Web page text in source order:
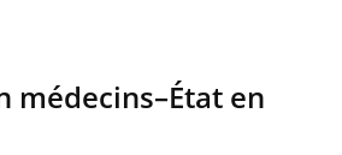
médecins–État en